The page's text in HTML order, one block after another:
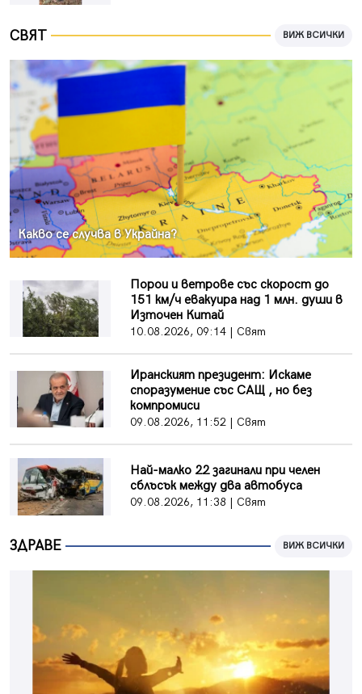
СВЯТ ВИЖ ВСИЧКИ
Какво се случва в Украйна?
Порои и ветрове със скорост до
151 км/ч евакуира над 1 млн. души в
Източен Китай
10.08.2026, 09:14 | Свят
Иранският президент: Искаме
споразумение със САЩ , но без
компромиси
09.08.2026, 11:52 | Свят
Най-малко 22 загинали при челен
сблъсък между два автобуса
09.08.2026, 11:38 | Свят
ЗДРАВЕ ВИЖ ВСИЧКИ